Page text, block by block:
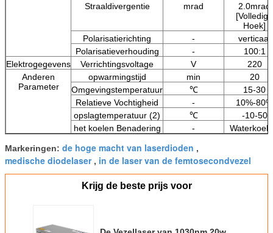
Straaldivergentie
mrad
2.0mrad
[Volledige
Hoek]
Polarisatierichting
-
verticaal
Polarisatieverhouding
-
100:1
Elektrogegevens
Verrichtingsvoltage V
220
Anderen
Parameter
opwarmingstijd min
20
Omgevingstemperatuur
℃
15-30
Relatieve Vochtigheid
-
10%-80%
opslagtemperatuur (2)
℃
-10-50
het koelen Benadering
-
Markeringen: de hoge macht van laserdioden ,
medische diodelaser, in de laser van de femtosecondvezel
Krijg de beste prijs voor